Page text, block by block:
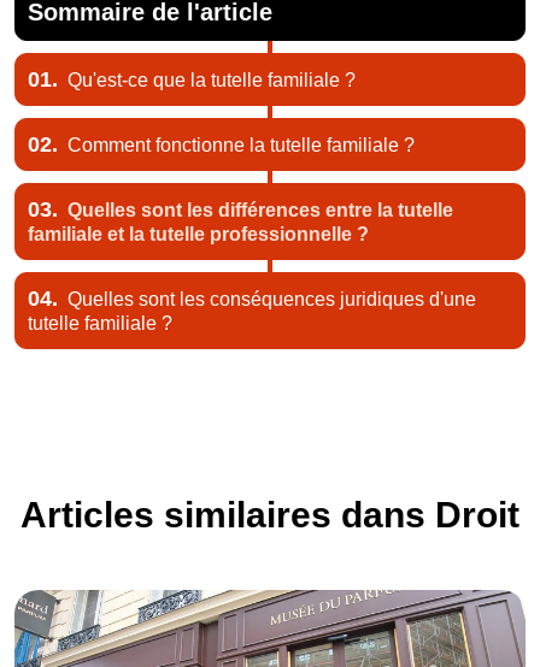
Sommaire de l'article
01. Qu'est-ce que la tutelle familiale ?
02. Comment fonctionne la tutelle familiale ?
03. Quelles sont les différences entre la tutelle
familiale et la tutelle professionnelle ?
04. Quelles sont les conséquences juridiques d'une
tutelle familiale ?
Articles similaires dans Droit